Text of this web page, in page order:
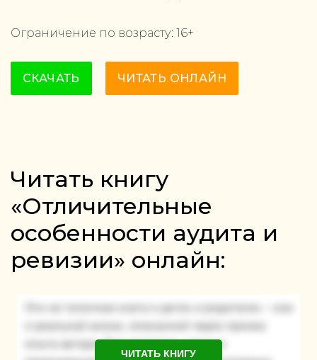
Ограничение по возрасту: 16+
СКАЧАТЬ ЧИТАТЬ ОНЛАЙН
Читать книгу
«Отличительные
особенности аудита и
ревизии» онлайн:
ЧИТАТЬ КНИГУ